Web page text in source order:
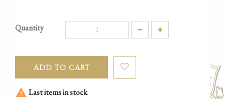
Quantity
ADD TO CART
 Last items in stock